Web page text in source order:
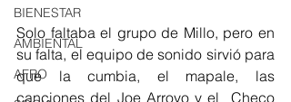
BIENESTAR
AMBIENTAL
AFRO
Solo faltaba el grupo de Millo, pero en
su falta, el equipo de sonido sirvió para
que la cumbia, el mapale, las
canciones del Joe Arroyo y el  Checo